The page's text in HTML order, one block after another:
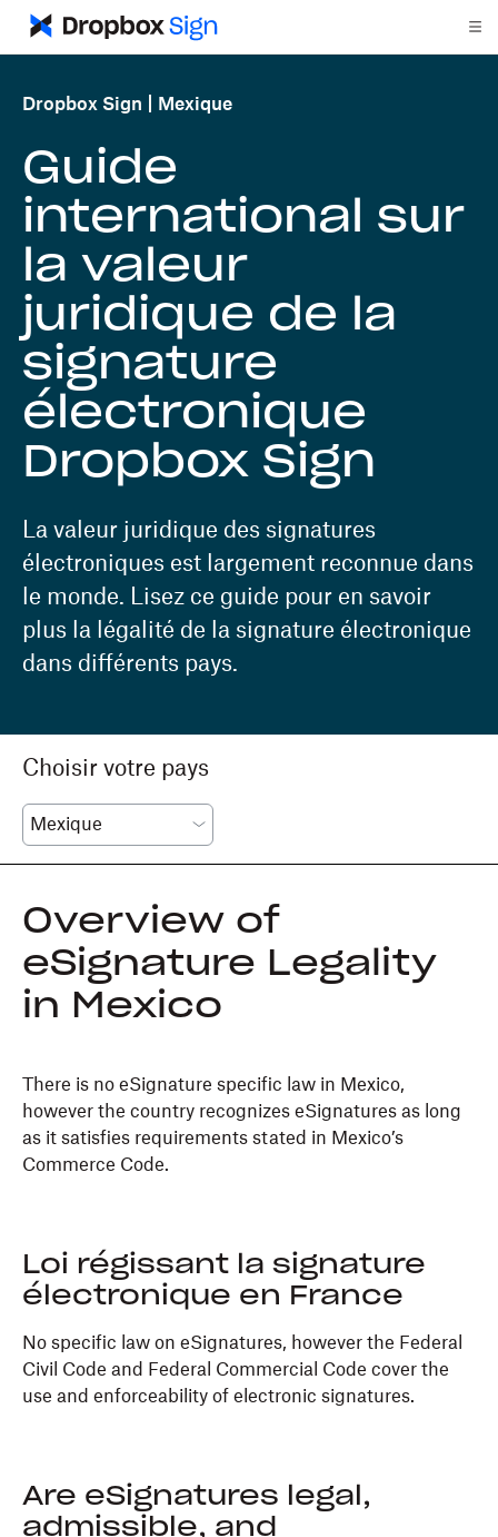
Dropbox Sign Mexique
Guide
international sur
la valeur
juridique de la
signature
électronique
Dropbox Sign
La valeur juridique des signatures
électroniques est largement reconnue dans
le monde. Lisez ce guide pour en savoir
plus la légalité de la signature électronique
dans différents pays.
Choisir votre pays
Overview of
eSignature Legality
in Mexico
There is no eSignature specific law in Mexico,
however the country recognizes eSignatures as long
as it satisfies requirements stated in Mexico’s
Commerce Code.
Loi régissant la signature
électronique en France
No specific law on eSignatures, however the Federal
Civil Code and Federal Commercial Code cover the
use and enforceability of electronic signatures.
Are eSignatures legal,
admissible, and